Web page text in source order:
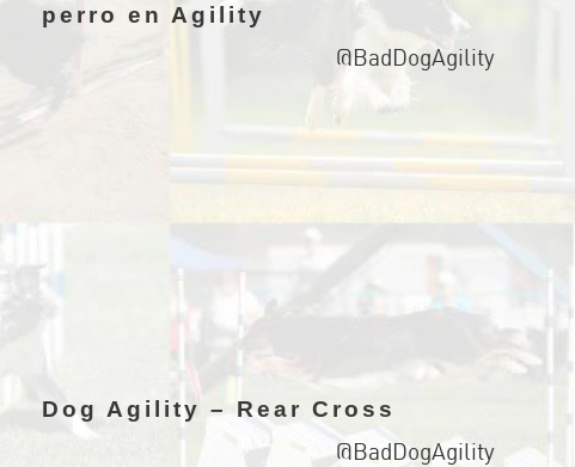
perro en Agility
@BadDogAgility
Dog Agility – Rear Cross
@BadDogAgility